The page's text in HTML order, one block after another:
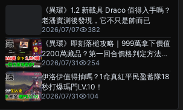
《異環》1.2 新載具 Draco 值得入手嗎？
老潘實測後發現，它不只是帥而已
2026/07/07 382
《異環》即刻落槌攻略｜999萬拿下價值
2200萬藏品？第一回合價格判定方法分
享
2026/07/31 254
伊洛伊值得抽嗎？1命真紅平民盈蓄隊18
秒打爆瑪門LV.10！
2026/07/31 104